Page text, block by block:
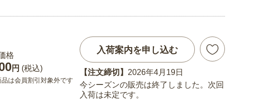
格
円 (税込)
品は会員割引対象外です
入荷案内を申し込む
【注文締切】 2026年4月19日
今シーズンの販売は終了しました。次回
入荷は未定です。